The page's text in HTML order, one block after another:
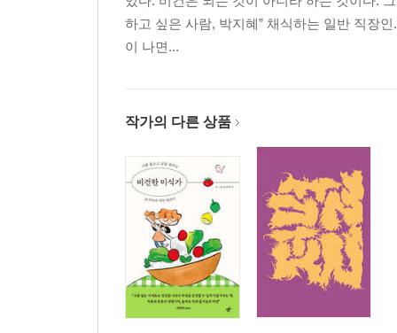
하고 싶은 사람, 박지혜” 채식하는 일반 직장
이 나면...
작가의 다른 상품